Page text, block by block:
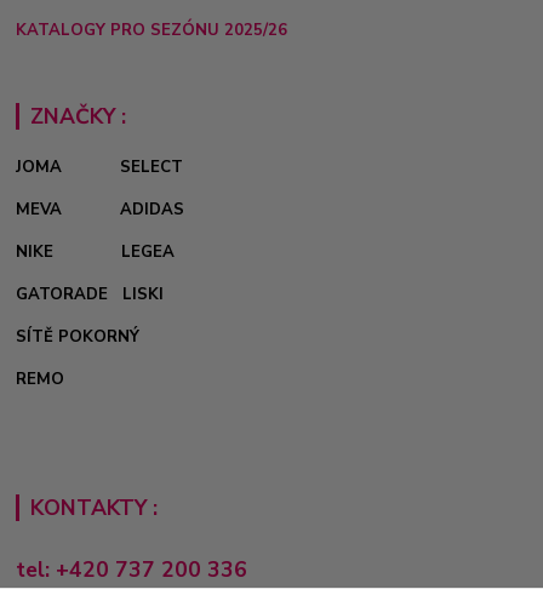
KATALOGY PRO SEZÓNU 2025/26
ZNAČKY :
JOMA
SELECT
MEVA
ADIDAS
NIKE
LEGEA
GATORADE
LISKI
SÍTĚ POKORNÝ
REMO
KONTAKTY :
tel: +420 737 200 336